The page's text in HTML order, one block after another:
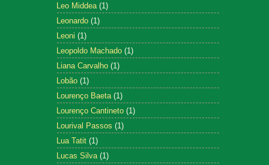
Leo Middea (1)
Leonardo (1)
Leoni (1)
Leopoldo Machado (1)
Liana Carvalho (1)
Lobão (1)
Lourenço Baeta (1)
Lourenço Cantineto (1)
Lourival Passos (1)
Lua Tatit (1)
Lucas Silva (1)